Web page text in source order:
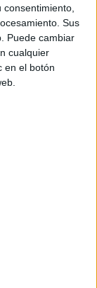
Sus
Puede cambiar
cualquier
en el botón